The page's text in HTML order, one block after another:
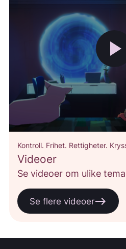
play_arrow
Kontroll. Frihet. Rettigheter.
Videoer
Se videoer om ulike
Se flere videoereast